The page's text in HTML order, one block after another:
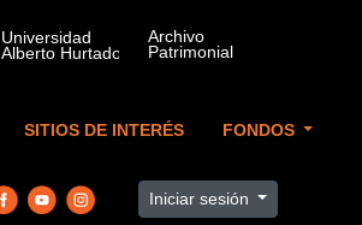
SITIOS DE INTERÉS FONDOS
Iniciar sesión